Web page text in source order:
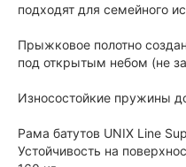
подходят для семейного
Прыжковое полотно
под открытым небом (не
Износостойкие пружины
Рама батутов UNIX Line
Устойчивость на